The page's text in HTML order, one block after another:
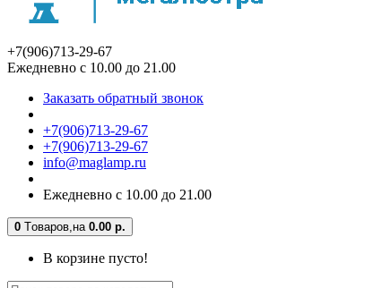
+7(906)713-29-67
Ежедневно с 10.00 до 21.00
Заказать обратный звонок
+7(906)713-29-67
+7(906)713-29-67
info@maglamp.ru
Ежедневно с 10.00 до 21.00
0 Tоваров,на 0.00 р.
В корзине пусто!